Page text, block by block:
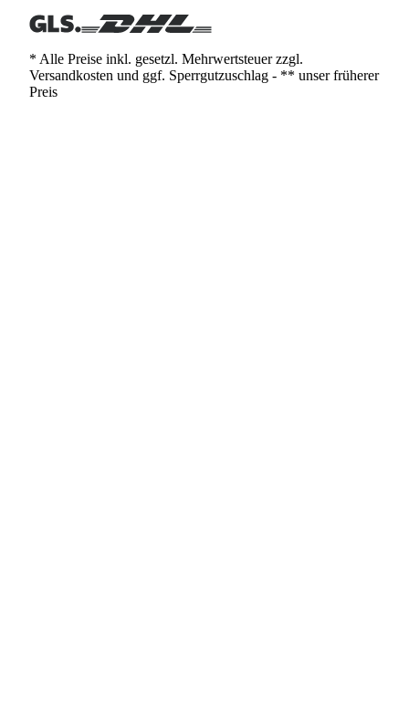
* Alle Preise inkl. gesetzl. Mehrwertsteuer zzgl.
Versandkosten und ggf. Sperrgutzuschlag - ** unser früherer
Preis